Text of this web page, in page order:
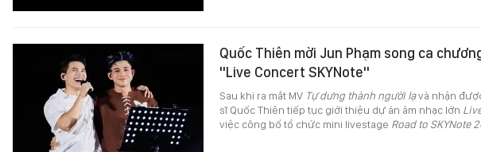
Quốc Thiên mời Jun Phạm song ca
"Live Concert SKYNote"
Sau khi ra mắt MV Tự dưng thành người lạvà nhận
sĩ Quốc Thiên tiếp tục giới thiệu dự án âm nhạc lớn
việc công bố tổ chức mini livestage Road to SKYNote